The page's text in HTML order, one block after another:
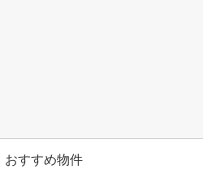
おすすめ物件